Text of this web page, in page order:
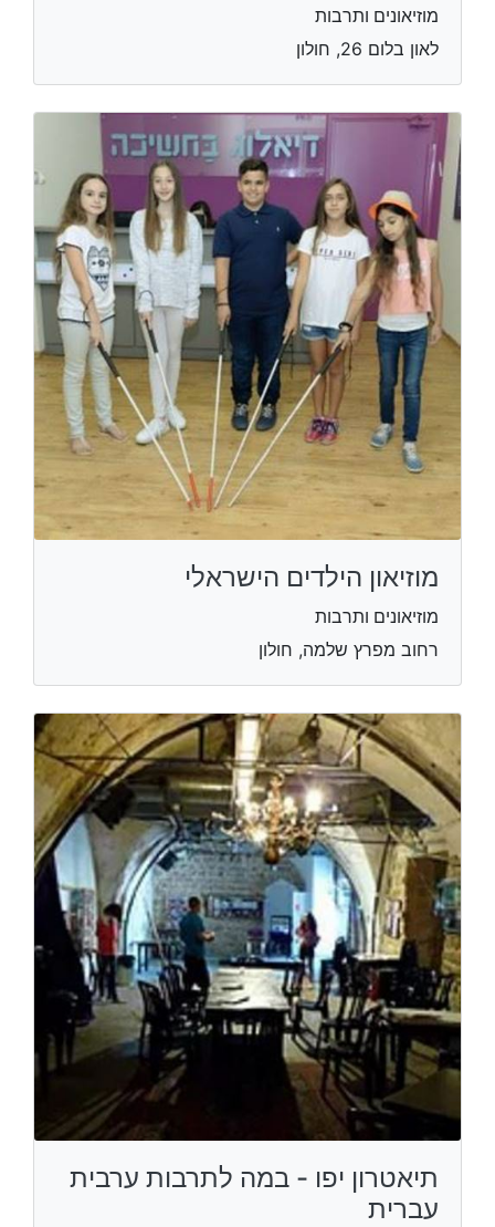
מוזיאונים ותרבות
לאון בלום 26, חולון
מוזיאון הילדים הישראלי
מוזיאונים ותרבות
רחוב מפרץ שלמה, חולון
תיאטרון יפו - במה לתרבות ערבית
עברית